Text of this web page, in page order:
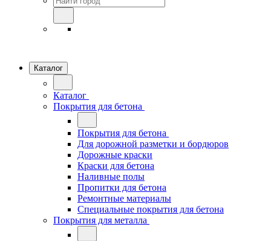
Каталог
Каталог
Покрытия для бетона
Покрытия для бетона
Для дорожной разметки и бордюров
Дорожные краски
Краски для бетона
Наливные полы
Пропитки для бетона
Ремонтные материалы
Специальные покрытия для бетона
Покрытия для металла